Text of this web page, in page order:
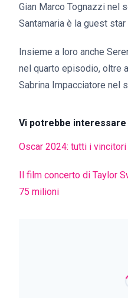
Gian Marco Tognazzi nel
Santamaria è la guest
Insieme a loro anche
nel quarto episodio, oltre
Sabrina Impacciatore nel
Vi potrebbe interessare
Oscar 2024: tutti i vincitori
Il film concerto di Taylor
75 milioni